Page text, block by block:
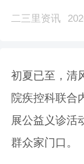
二三里资讯
初夏已至，清
院疾控科联合
展公益义诊活
群众家门口。